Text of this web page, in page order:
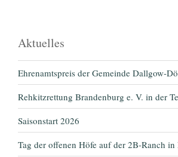
Aktuelles
Ehrenamtspreis der Gemeinde Dallgow-
Rehkitzrettung Brandenburg e. V. in der
Saisonstart 2026
Tag der offenen Höfe auf der 2B-Ranch